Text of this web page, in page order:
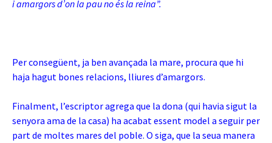
i amargors d’on la pau no és la reina”.
Per consegüent, ja ben avançada la mare, procura que hi
haja hagut bones relacions, lliures d’amargors.
Finalment, l’escriptor agrega que la dona (qui havia sigut la
senyora ama de la casa) ha acabat essent model a seguir per
part de moltes mares del poble. O siga, que la seua manera